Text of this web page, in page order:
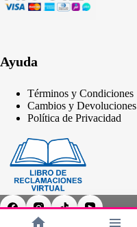
Ayuda
Términos y Condiciones
Cambios y Devoluciones
Política de Privacidad